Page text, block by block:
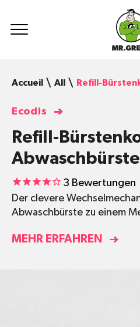
Accueil
All Refill-
Ecodis
Refill-
Abwaschbürste
3 Bewertungen
Der clevere
Abwaschbürste zu einem
MEHR ERFAHREN